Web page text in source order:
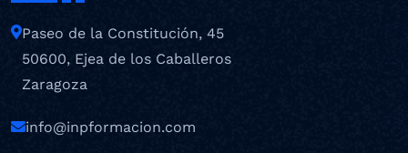
Paseo de la Constitución, 45
50600, Ejea de los Caballeros
Zaragoza
info@inpformacion.com